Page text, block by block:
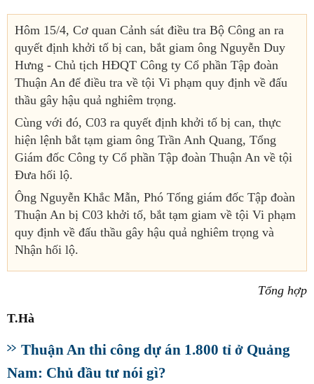
Hôm 15/4, Cơ quan Cảnh sát điều tra Bộ Công an ra
quyết định khởi tố bị can, bắt giam ông Nguyễn Duy
Hưng - Chủ tịch HĐQT Công ty Cổ phần Tập đoàn
Thuận An để điều tra về tội Vi phạm quy định về đấu
thầu gây hậu quả nghiêm trọng.
Cùng với đó, C03 ra quyết định khởi tố bị can, thực
hiện lệnh bắt tạm giam ông Trần Anh Quang, Tổng
Giám đốc Công ty Cổ phần Tập đoàn Thuận An về tội
Đưa hối lộ.
Ông Nguyễn Khắc Mẫn, Phó Tổng giám đốc Tập đoàn
Thuận An bị C03 khởi tố, bắt tạm giam về tội Vi phạm
quy định về đấu thầu gây hậu quả nghiêm trọng và
Nhận hối lộ.
Tổng hợp
T.Hà
Thuận An thi công dự án 1.800 tỉ ở Quảng
Nam: Chủ đầu tư nói gì?